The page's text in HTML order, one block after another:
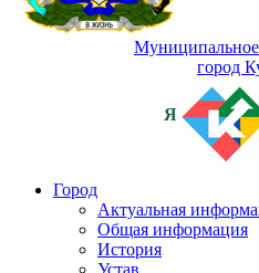
Муниципальное
город
Я
Город
Актуальная
Общая информация
История
Устав